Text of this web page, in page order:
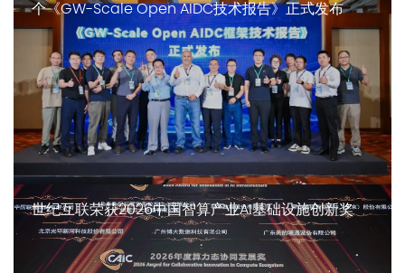
个《GW-Scale Open AIDC技术报告》正式发布
世纪互联荣获2026中国智算产业AI基础设施创新奖